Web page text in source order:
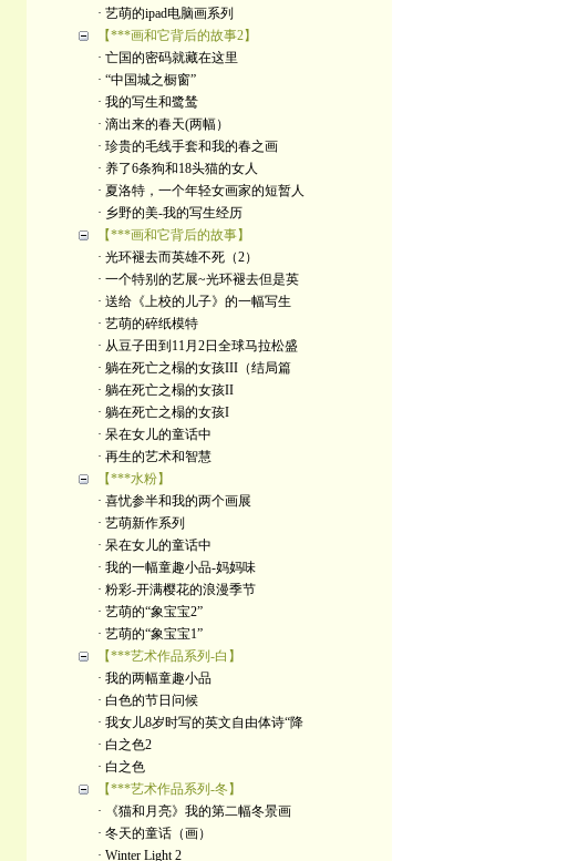
· 艺萌的ipad电脑画系列
【***画和它背后的故事2】
· 亡国的密码就藏在这里
· “中国城之橱窗”
· 我的写生和鹭鸶
· 滴出来的春天(两幅）
· 珍贵的毛线手套和我的春之画
· 养了6条狗和18头猫的女人
· 夏洛特，一个年轻女画家的短暂人
· 乡野的美-我的写生经历
【***画和它背后的故事】
· 光环褪去而英雄不死（2）
· 一个特别的艺展~光环褪去但是英
· 送给《上校的儿子》的一幅写生
· 艺萌的碎纸模特
· 从豆子田到11月2日全球马拉松盛
· 躺在死亡之榻的女孩III（结局篇
· 躺在死亡之榻的女孩II
· 躺在死亡之榻的女孩I
· 呆在女儿的童话中
· 再生的艺术和智慧
【***水粉】
· 喜忧参半和我的两个画展
· 艺萌新作系列
· 呆在女儿的童话中
· 我的一幅童趣小品-妈妈味
· 粉彩-开满樱花的浪漫季节
· 艺萌的“象宝宝2”
· 艺萌的“象宝宝1”
【***艺术作品系列-白】
· 我的两幅童趣小品
· 白色的节日问候
· 我女儿8岁时写的英文自由体诗“降
· 白之色2
· 白之色
【***艺术作品系列-冬】
· 《猫和月亮》我的第二幅冬景画
· 冬天的童话（画）
· Winter Light 2